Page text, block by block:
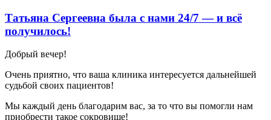
Татьяна Сергеевна была с нами 24/7 — и всё
получилось!
Добрый вечер!
Очень приятно, что ваша клиника интересуется дальнейшей
судьбой своих пациентов!
Мы каждый день благодарим вас, за то что вы помогли нам
приобрести такое сокровище!